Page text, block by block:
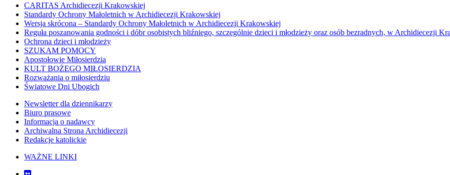
CARITAS Archidiecezji Krakowskiej
Standardy Ochrony Małoletnich w Archidiecezji Krakowskiej
Wersja skrócona – Standardy Ochrony Małoletnich w Archidiecezji Krakowskiej
Reguła poszanowania godności i dóbr osobistych bliźniego, szczególnie dzieci i młodzieży oraz osób bezradnych, w Archidiecezji
Ochrona dzieci i młodzieży
SZUKAM POMOCY
Apostołowie Miłosierdzia
KULT BOŻEGO MIŁOSIERDZIA
Rozważania o miłosierdziu
Światowe Dni Ubogich
Newsletter dla dziennikarzy
Biuro prasowe
Informacja o nadawcy
Archiwalna Strona Archidiecezji
Redakcje katolickie
WAŻNE LINKI